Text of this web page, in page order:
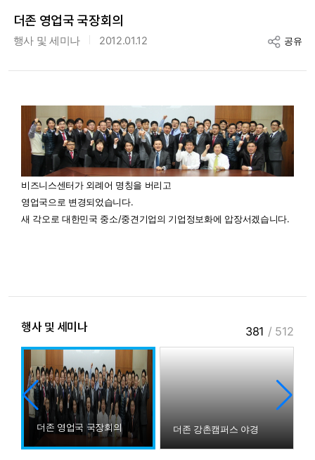
더존 영업국 국장회의
행사 및 세미나 2012.01.12 공유
비즈니스센터가 외례어 명칭을 버리고
영업국으로 변경되었습니다.
새 각오로 대한민국 중소/중견기업의 기업정보화에 압장서겠습니다.
행사 및 세미나
더존 영업국 국장회의 더존 강촌캠퍼스 야경
381 / 512